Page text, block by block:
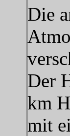
Die
Der
km
mit